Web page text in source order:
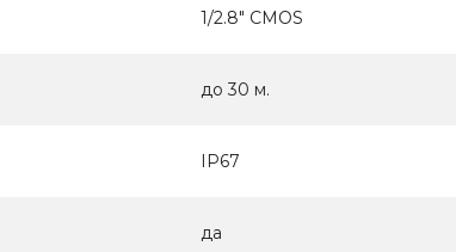
1/2.8" CMOS
до 30 м.
IP67
да